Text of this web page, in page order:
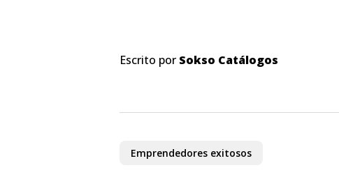
Escrito por Sokso Catálogos
Emprendedores exitosos